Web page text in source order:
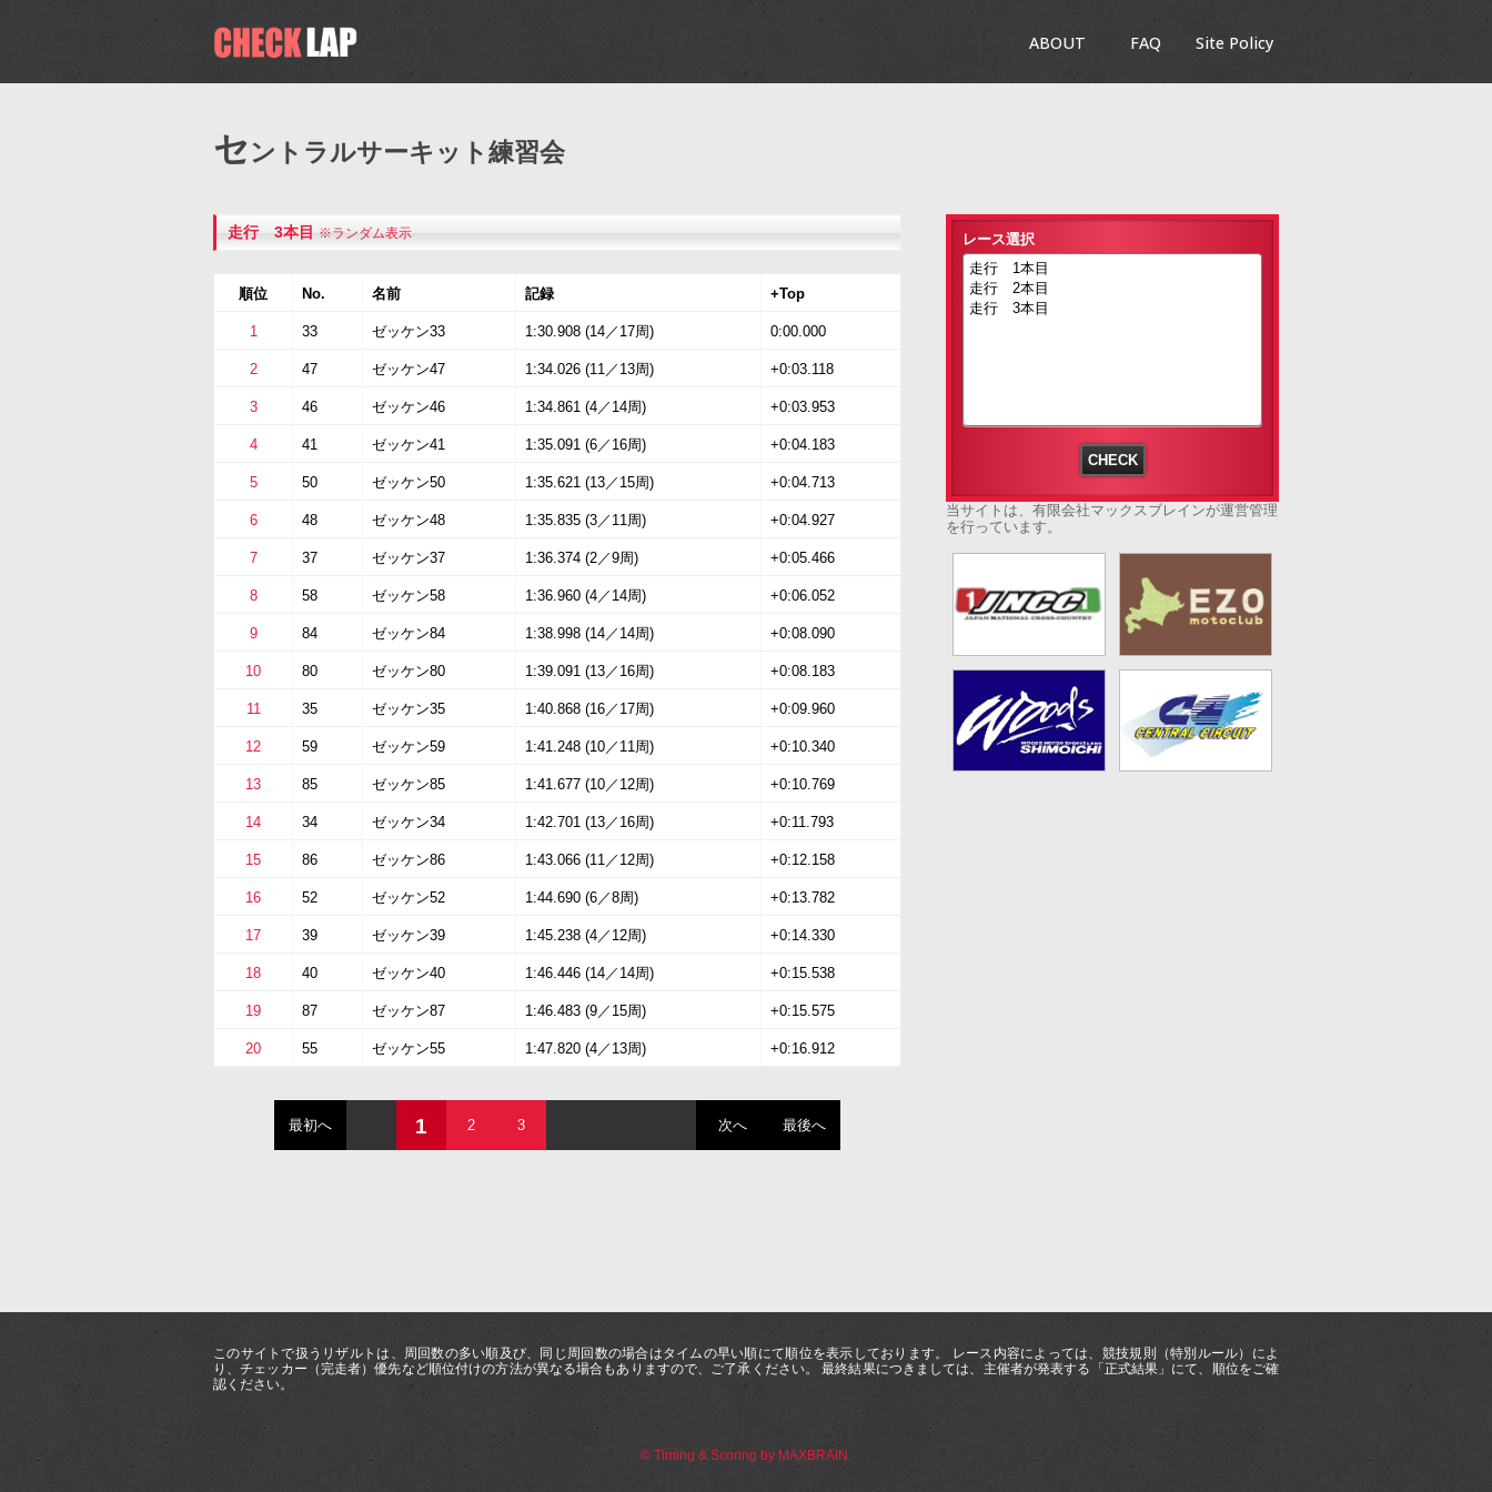
ABOUT FAQ Site Policy
セントラルサーキット練習会
走行 3本目 ※ランダム表示
順位 No. 名前 記録 +Top
1 33 ゼッケン33 1:30.908 (14／17周) 0:00.000
2 47 ゼッケン47 1:34.026 (11／13周) +0:03.118
3 46 ゼッケン46 1:34.861 (4／14周) +0:03.953
4 41 ゼッケン41 1:35.091 (6／16周) +0:04.183
5 50 ゼッケン50 1:35.621 (13／15周) +0:04.713
6 48 ゼッケン48 1:35.835 (3／11周) +0:04.927
7 37 ゼッケン37 1:36.374 (2／9周) +0:05.466
8 58 ゼッケン58 1:36.960 (4／14周) +0:06.052
9 84 ゼッケン84 1:38.998 (14／14周) +0:08.090
10 80 ゼッケン80 1:39.091 (13／16周) +0:08.183
11 35 ゼッケン35 1:40.868 (16／17周) +0:09.960
12 59 ゼッケン59 1:41.248 (10／11周) +0:10.340
13 85 ゼッケン85 1:41.677 (10／12周) +0:10.769
14 34 ゼッケン34 1:42.701 (13／16周) +0:11.793
15 86 ゼッケン86 1:43.066 (11／12周) +0:12.158
16 52 ゼッケン52 1:44.690 (6／8周) +0:13.782
17 39 ゼッケン39 1:45.238 (4／12周) +0:14.330
18 40 ゼッケン40 1:46.446 (14／14周) +0:15.538
19 87 ゼッケン87 1:46.483 (9／15周) +0:15.575
20 55 ゼッケン55 1:47.820 (4／13周) +0:16.912
最初へ 1 2 3 次へ 最後へ
レース選択
当サイトは、有限会社マックスブレインが運営管理
を行っています。
このサイトで扱うリザルトは、周回数の多い順及び、同じ周回数の場合はタイムの早い順にて順位を表示しております。 レース内容によっては、競技規則（特別ルール）によ
り、チェッカー（完走者）優先など順位付けの方法が異なる場合もありますので、ご了承ください。 最終結果につきましては、主催者が発表する「正式結果」にて、順位をご確
認ください。
© Timing & Scoring by MAXBRAIN.